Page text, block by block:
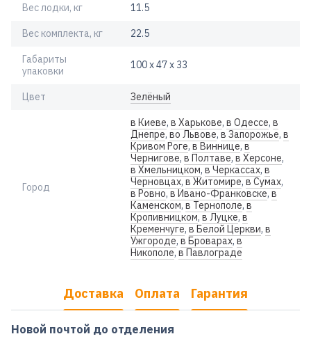
Вес лодки, кг 11.5
Вес комплекта, кг 22.5
Габариты
упаковки
100 х 47 х 33
Цвет Зелёный
Город
в Киеве, в Харькове, в Одессе, в
Днепре, во Львове, в Запорожье, в
Кривом Роге, в Виннице, в
Чернигове, в Полтаве, в Херсоне,
в Хмельницком, в Черкассах, в
Черновцах, в Житомире, в Сумах,
в Ровно, в Ивано-Франковске, в
Каменском, в Тернополе, в
Кропивницком, в Луцке, в
Кременчуге, в Белой Церкви, в
Ужгороде, в Броварах, в
Никополе, в Павлограде
Доставка Оплата Гарантия
Новой почтой до отделения